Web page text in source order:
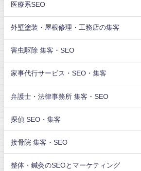
医療系SEO
外壁塗装・屋根修理・工務店の集客
害虫駆除 集客・SEO
家事代行サービス・SEO・集客
弁護士・法律事務所 集客・SEO
探偵 SEO・集客
接骨院 集客・SEO
整体・鍼灸のSEOとマーケティング